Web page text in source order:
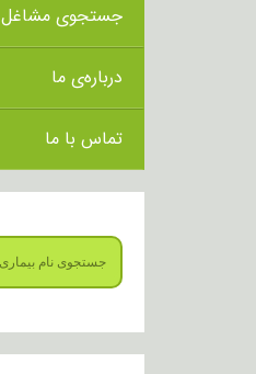
جستجوی مشاغل
درباره‌ی ما
تماس با ما